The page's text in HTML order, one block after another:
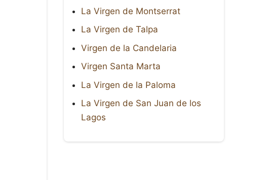
La Virgen de Montserrat
La Virgen de Talpa
Virgen de la Candelaria
Virgen Santa Marta
La Virgen de la Paloma
La Virgen de San Juan de los
Lagos